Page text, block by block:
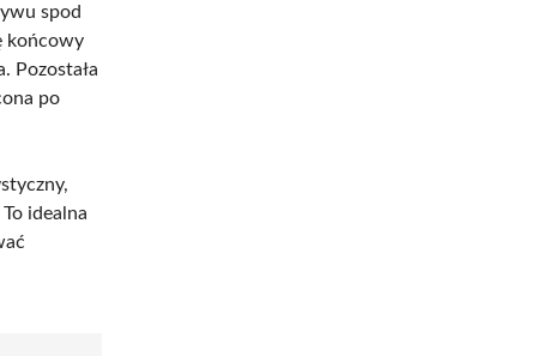
spod
końcowy
Pozostała
po
idealna